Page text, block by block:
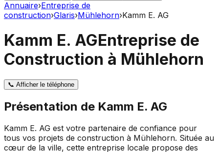
Annuaire›Entreprise de
construction›Glaris›Mühlehorn›Kamm E. AG
Kamm E. AGEntreprise de
Construction à Mühlehorn
📞 Afficher le téléphone
Présentation de Kamm E. AG
Kamm E. AG est votre partenaire de confiance pour
tous vos projets de construction à Mühlehorn. Située au
cœur de la ville, cette entreprise locale propose des